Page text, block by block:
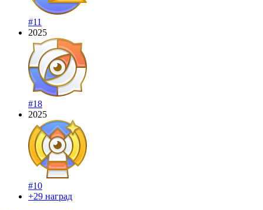
#11
2025
#18
2025
#10
+29 наград